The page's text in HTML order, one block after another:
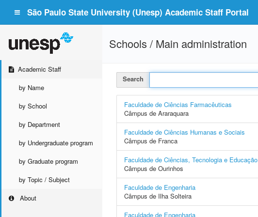
São Paulo State University (Unesp) Academic Staff Portal
Academic Staff
by Name
by School
by Department
by Undergraduate program
by Graduate program
by Topic / Subject
About
Schools / Main administration
Search
Faculdade de Ciências Farmacêuticas
Câmpus de Araraquara
Faculdade de Ciências Humanas e Sociais
Câmpus de Franca
Faculdade de Ciências, Tecnologia e Educação
Câmpus de Ourinhos
Faculdade de Engenharia
Câmpus de Ilha Solteira
Faculdade de Engenharia